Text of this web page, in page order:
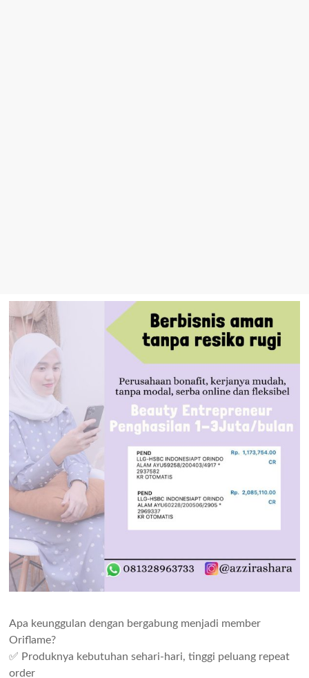
Apa keunggulan dengan bergabung menjadi member
Oriflame?
✅ Produknya kebutuhan sehari-hari, tinggi peluang repeat
order